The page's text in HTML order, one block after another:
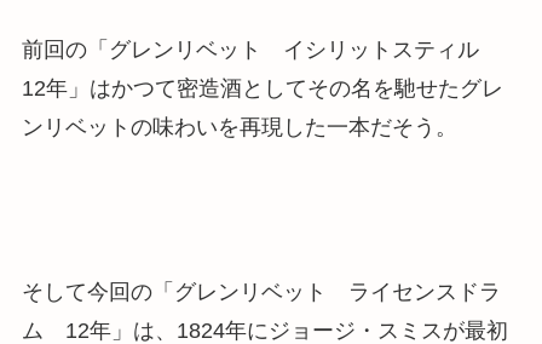
前回の「グレンリベット イシリットスティル
12年」はかつて密造酒としてその名を馳せたグレ
ンリベットの味わいを再現した一本だそう。
そして今回の「グレンリベット ライセンスドラ
ム 12年」は、1824年にジョージ・スミスが最初